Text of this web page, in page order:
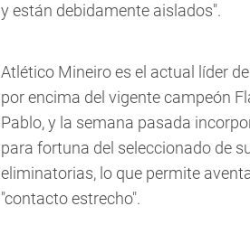
y están debidamente aislados".
Atlético Mineiro es el actual líder
por encima del vigente campeón
Pablo, y la semana pasada
para fortuna del seleccionado de
eliminatorias, lo que permite
"contacto estrecho".